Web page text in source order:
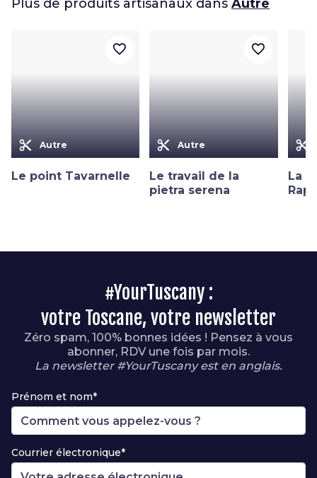
Plus de produits artisanaux dans Autre
content_cut Autre
Le point Tavarnelle
favorite_border
content_cut Autre
Le travail de la
pietra serena
favorite_border
content_cut
La
#YourTuscany :
votre Toscane, votre newsletter
Zéro spam, 100% bonnes idées ! Pensez à vous
abonner, RDV une fois par mois.
La newsletter #YourTuscany est en anglais.
Prénom et nom*
Courrier électronique*